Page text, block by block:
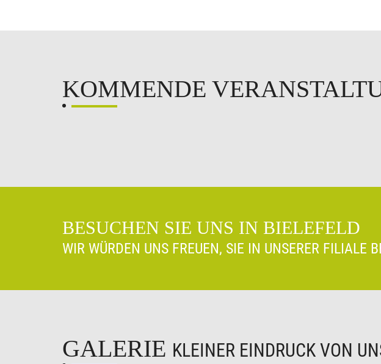
KOMMENDE
BESUCHEN SIE UNS IN BIELEFELD
WIR WÜRDEN UNS FREUEN, SIE IN UNSERER FILIALE
GALERIE KLEINER EINDRUCK VON